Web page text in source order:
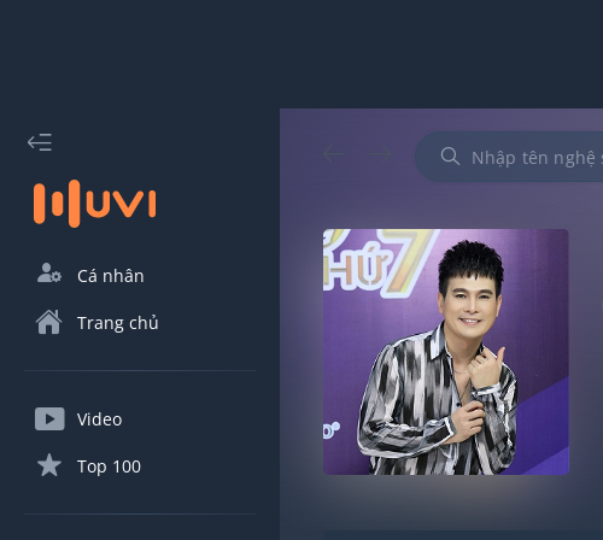
Cá nhân
Trang chủ
Video
Top 100